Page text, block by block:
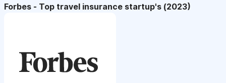
Forbes - Top travel insurance startup's (2023)